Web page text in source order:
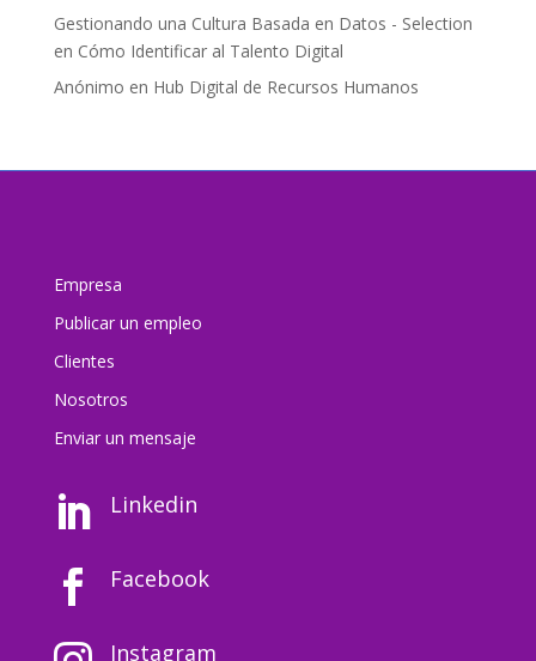
Gestionando una Cultura Basada en Datos - Selection
en Cómo Identificar al Talento Digital
Anónimo en Hub Digital de Recursos Humanos
Empresa
Publicar un empleo
Clientes
Nosotros
Enviar un mensaje
 Linkedin
 Facebook
Instagram